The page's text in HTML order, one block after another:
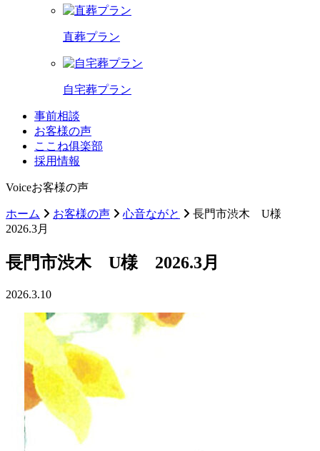
直葬プラン
自宅葬プラン
事前相談
お客様の声
ここね俱楽部
採用情報
Voiceお客様の声
ホーム お客様の声 心音ながと
長門市渋木 U様
2026.3月
長門市渋木 U様 2026.3月
2026.3.10